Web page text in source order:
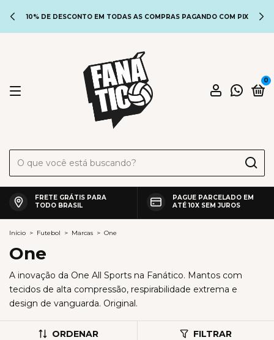
10% DE DESCONTO EM TODAS AS COMPRAS PAGANDO COM PIX
0
FRETE GRÁTIS PARA
TODO BRASIL
PAGUE PARCELADO EM
ATÉ 10X SEM JUROS
Início > Futebol > Marcas > One
One
A inovação da One All Sports na Fanático. Mantos com
tecidos de alta compressão, respirabilidade extrema e
design de vanguarda. Original.
ORDENAR FILTRAR